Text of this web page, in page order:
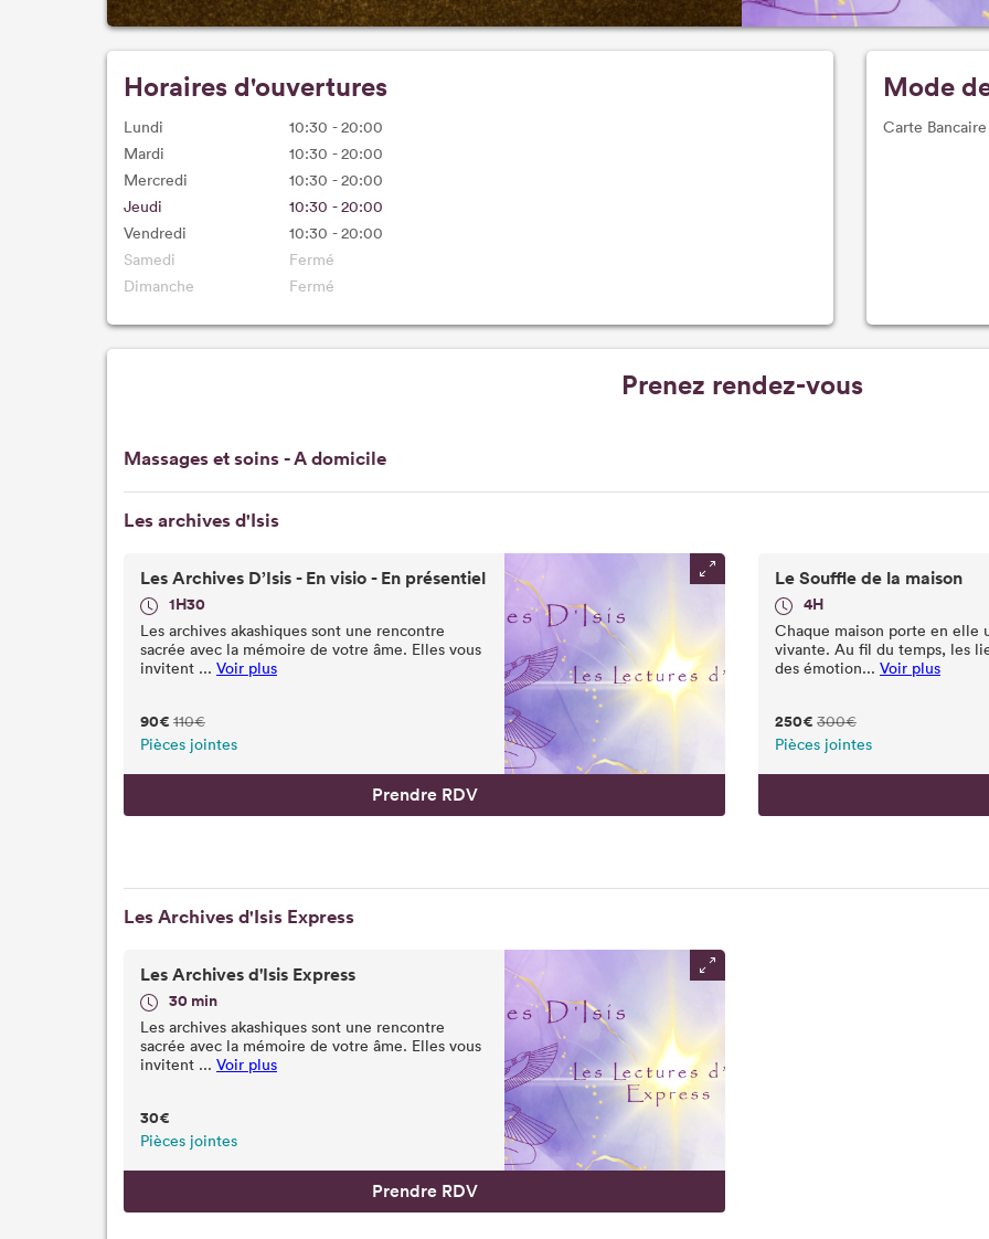
Horaires d'ouvertures
Lundi
10:30 - 20:00
Mardi
10:30 - 20:00
Mercredi
10:30 - 20:00
Jeudi
10:30 - 20:00
Vendredi
10:30 - 20:00
Samedi
Fermé
Dimanche
Fermé
Mode
Carte Bancaire
Prenez rendez-vous
Massages et soins - A domicile
Les archives d'Isis
Les Archives D’Isis - En visio - En présentiel
1H30
Les archives akashiques sont une rencontre
sacrée avec la mémoire de votre âme. Elles vous
invitent ... Voir plus
90€ 110€
Pièces jointes
Prendre RDV
Le Souffle de la maison
4H
Chaque maison porte en elle
vivante. Au fil du temps, les
des émotion... Voir plus
250€ 300€
Pièces jointes
Les Archives d'Isis Express
Les Archives d'Isis Express
30 min
Les archives akashiques sont une rencontre
sacrée avec la mémoire de votre âme. Elles vous
invitent ... Voir plus
30€
Pièces jointes
Prendre RDV